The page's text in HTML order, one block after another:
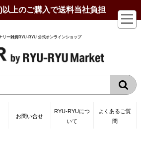
以上のご購入で送料当社負担
リー雑貨RYU-RYU 公式オンラインショップ
お問い合せ
RYU-RYUにつ
いて
よくあるご質
問